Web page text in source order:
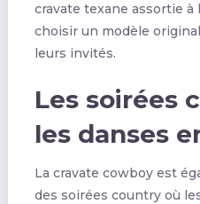
cravate texane assortie
choisir un modèle
leurs invités.
Les soirées
les danses
La cravate cowboy est
des soirées country où